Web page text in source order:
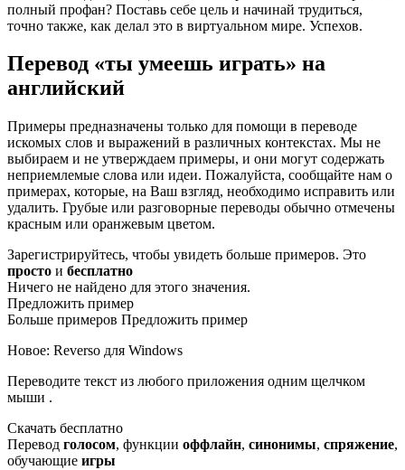
полный профан? Поставь себе цель и начинай трудиться,
точно также, как делал это в виртуальном мире. Успехов.
Перевод «ты умеешь играть» на
английский
Примеры предназначены только для помощи в переводе
искомых слов и выражений в различных контекстах. Мы не
выбираем и не утверждаем примеры, и они могут содержать
неприемлемые слова или идеи. Пожалуйста, сообщайте нам о
примерах, которые, на Ваш взгляд, необходимо исправить или
удалить. Грубые или разговорные переводы обычно отмечены
красным или оранжевым цветом.
Зарегистрируйтесь, чтобы увидеть больше примеров. Это
просто и бесплатно
Ничего не найдено для этого значения.
Предложить пример
Больше примеров Предложить пример
Новое: Reverso для Windows
Переводите текст из любого приложения одним щелчком
мыши .
Скачать бесплатно
Перевод голосом, функции оффлайн, синонимы, спряжение,
обучающие игры